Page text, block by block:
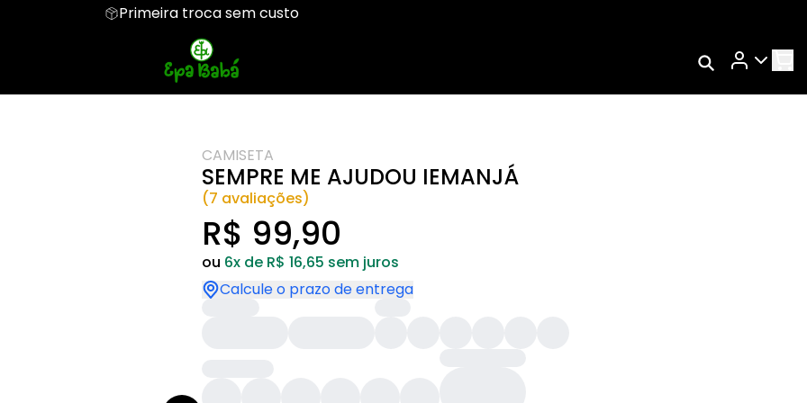
Primeira troca sem custo
Regata
Cropped
Entidades
São Jorge
Rastrear Meu
CAMISETA
SEMPRE ME AJUDOU IEMANJÁ
(7 avaliações)
R$ 99,90
ou 6x de R$ 16,65 sem juros
Calcule o prazo de entrega